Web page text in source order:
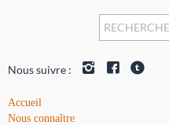
Nous suivre :
Accueil
Nous connaître